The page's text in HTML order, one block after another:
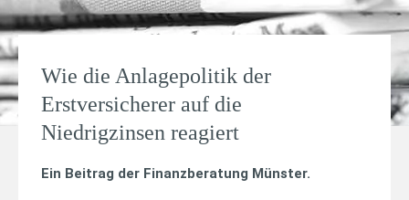
Wie die Anlagepolitik der
Erstversicherer auf die
Niedrigzinsen reagiert
Ein Beitrag der Finanzberatung Münster.